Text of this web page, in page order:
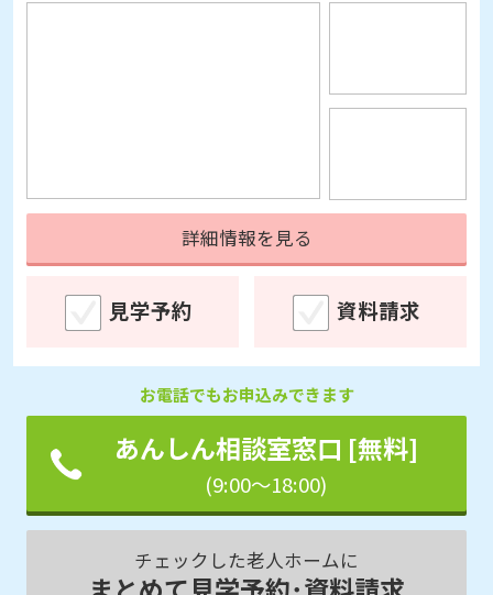
詳細情報を見る
お電話でもお申込みできます
あんしん相談室窓口 [無料]
(9:00～18:00)
チェックした老人ホームに
まとめて見学予約･資料請求